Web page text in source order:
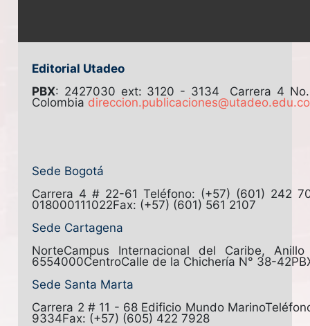
Editorial Utadeo
PBX: 2427030 ext: 3120 - 3134 Carrera 4
Colombia direccion.publicaciones@utadeo.edu.co
Sede Bogotá
Carrera 4 # 22-61Teléfono: (+57) (601) 242
018000111022Fax: (+57) (601) 561 2107
Sede Cartagena
NorteCampus Internacional del Caribe,
6554000CentroCalle de la Chichería N° 38-42
Sede Santa Marta
Carrera 2 # 11 - 68 Edificio Mundo Marino
9334Fax: (+57) (605) 422 7928